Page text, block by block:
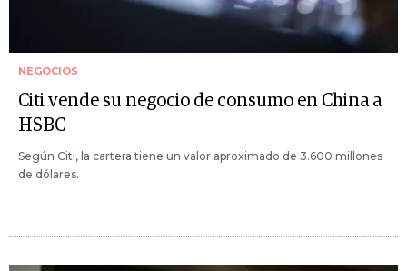
NEGOCIOS
Citi vende su negocio de consumo en China a
HSBC
Según Citi, la cartera tiene un valor aproximado de 3.600 millones
de dólares.